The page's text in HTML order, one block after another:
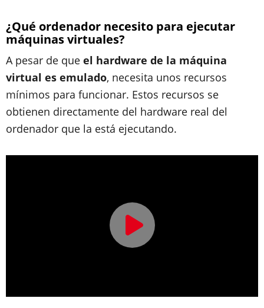
¿Qué ordenador necesito para ejecutar
máquinas virtuales?
A pesar de que el hardware de la máquina
virtual es emulado, necesita unos recursos
mínimos para funcionar. Estos recursos se
obtienen directamente del hardware real del
ordenador que la está ejecutando.